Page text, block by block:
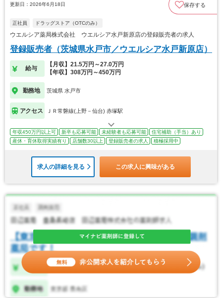
更新日：2026年6月18日 保存する
正社員 ドラッグストア（OTCのみ）
ウエルシア薬局株式会社 ウエルシア水戸新原店の登録販売者の求人
登録販売者（茨城県水戸市／ウエルシア水戸新原店）
給与
【月収】21.5万円～27.0万円
【年収】308万円～450万円
勤務地 茨城県 水戸市
アクセス ＪＲ常磐線(上野－仙台) 赤塚駅
年収450万円以上可 新卒も応募可能 未経験者も応募可能
住宅補助（手当）あり
産休・育休取得実績有り
店舗数30以上 登録販売者の求人 積極採用中
求人の詳細を見る この求人に興味がある